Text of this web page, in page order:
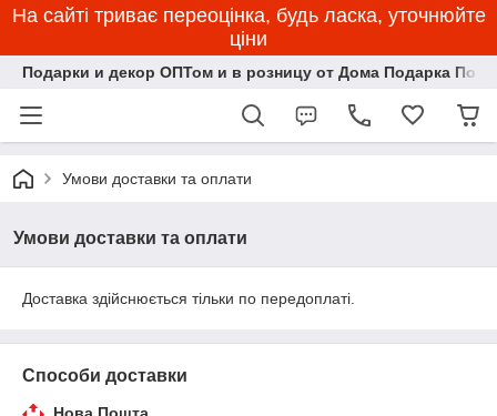
На сайті триває переоцінка, будь ласка, уточнюйте
ціни
Подарки и декор ОПТом и в розницу от Дома Подарка
Умови доставки та оплати
Умови доставки та оплати
Доставка здійснюється тільки по передоплаті.
Способи доставки